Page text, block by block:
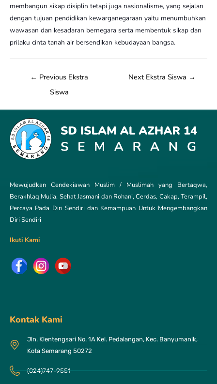
membangun sikap disiplin tetapi juga nasionalisme, yang sejalan
dengan tujuan pendidikan kewarganegaraan yaitu menumbuhkan
wawasan dan kesadaran bernegara serta membentuk sikap dan
prilaku cinta tanah air bersendikan kebudayaan bangsa.
← Previous Ekstra
Siswa
Next Ekstra Siswa →
Mewujudkan Cendekiawan Muslim / Muslimah yang Bertaqwa,
Berakhlaq Mulia, Sehat Jasmani dan Rohani, Cerdas, Cakap, Terampil,
Percaya Pada Diri Sendiri dan Kemampuan Untuk Mengembangkan
Diri Sendiri
Ikuti Kami
Kontak Kami
Jln. Klentengsari No. 1A Kel. Pedalangan, Kec. Banyumanik,
Kota Semarang 50272
(024)747-9551